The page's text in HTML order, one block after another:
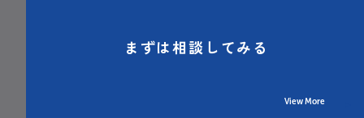
まずは相談してみる
View More